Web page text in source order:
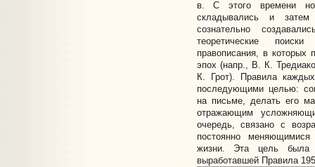
в. С этого времени
складывались и
сознательно
теоретические
правописания, в которых
эпох (напр., В. К.
К. Грот). Правила
последующими целью:
на письме, делать его
отражающим
очередь, связано с
постоянно
жизни. Эта цель
выработавшей Правила